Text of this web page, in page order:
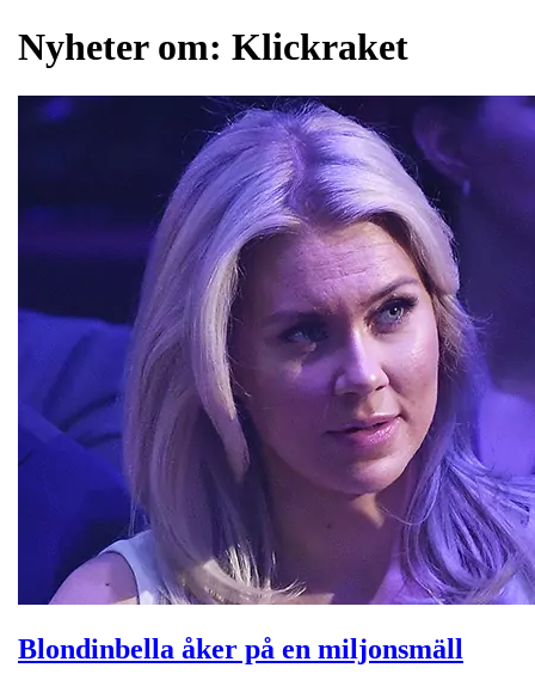
Nyheter om: Klickraket
Blondinbella åker på en miljonsmäll